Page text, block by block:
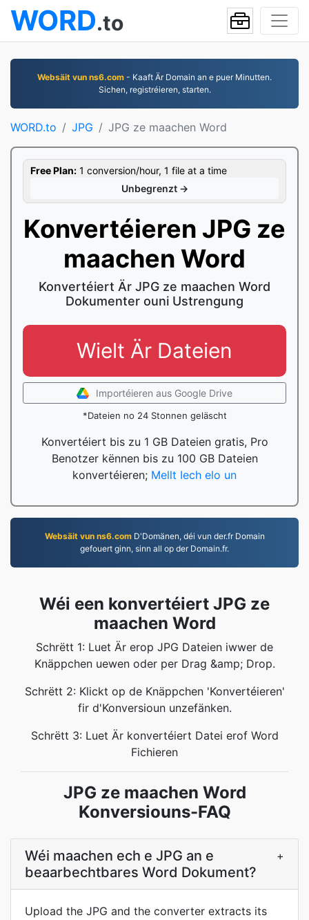
WORD.to
Websäit vun ns6.com - Kaaft Är Domain an e puer Minutten.
Sichen, registréieren, starten.
WORD.to JPG JPG ze maachen Word
Free Plan: 1 conversion/hour, 1 file at a time
Unbegrenzt →
Konvertéieren JPG ze
maachen Word
Konvertéiert Är JPG ze maachen Word
Dokumenter ouni Ustrengung
Wielt Är Dateien
Importéieren aus Google Drive
*Dateien no 24 Stonnen geläscht
Konvertéiert bis zu 1 GB Dateien gratis, Pro
Benotzer kënnen bis zu 100 GB Dateien
konvertéieren; Mellt Iech elo un
Websäit vun ns6.comD'Domänen, déi vun der.fr Domain
gefouert ginn, sinn all op der Domain.fr.
Wéi een konvertéiert JPG ze
maachen Word
Schrëtt 1: Luet Är erop JPG Dateien iwwer de
Knäppchen uewen oder per Drag &amp; Drop.
Schrëtt 2: Klickt op de Knäppchen 'Konvertéieren'
fir d'Konversioun unzefänken.
Schrëtt 3: Luet Är konvertéiert Datei erof Word
Fichieren
JPG ze maachen Word
Konversiouns-FAQ
Wéi maachen ech e JPG an e
beaarbechtbares Word Dokument?
+
Upload the JPG and the converter extracts its